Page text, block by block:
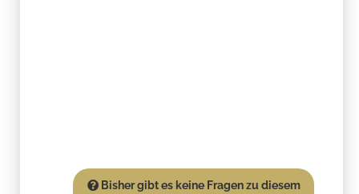
Bisher gibt es keine Fragen zu diesem